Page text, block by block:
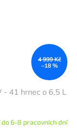
4 999 Kč
–18 %
41 hrnec o 6,5 L
do 6-8 pracovních dní